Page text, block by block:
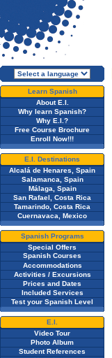
Learn Spanish
About E.I.
Why learn Spanish?
Why E.I.?
Free Course Brochure
Enroll Now!!!
E.I. Destinations
Alcalá de Henares, Spain
Salamanca, Spain
Málaga, Spain
San Rafael, Costa Rica
Tamarindo, Costa Rica
Cuernavaca, Mexico
Spanish Programs
Special Offers
Spanish Courses
Accommodations
Activities / Excursions
Prices and Dates
Included Services
Test your Spanish Level
E.I.
Video Tour
Photo Album
Student References